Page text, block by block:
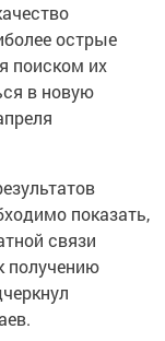
острые
поиском их
в новую
показать,
связи
получению